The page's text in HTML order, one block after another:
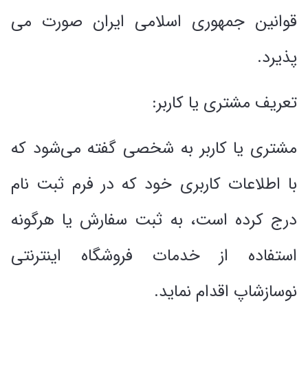
قوانین جمهوری اسلامی ایران صورت می
پذیرد.
تعریف مشتری یا کاربر:
مشتری یا کاربر به شخصی گفته می‌شود که
با اطلاعات کاربری خود که در فرم ثبت نام
درج کرده است، به ثبت سفارش یا هرگونه
استفاده از خدمات فروشگاه اینترنتی
نوسازشاپ اقدام نماید.